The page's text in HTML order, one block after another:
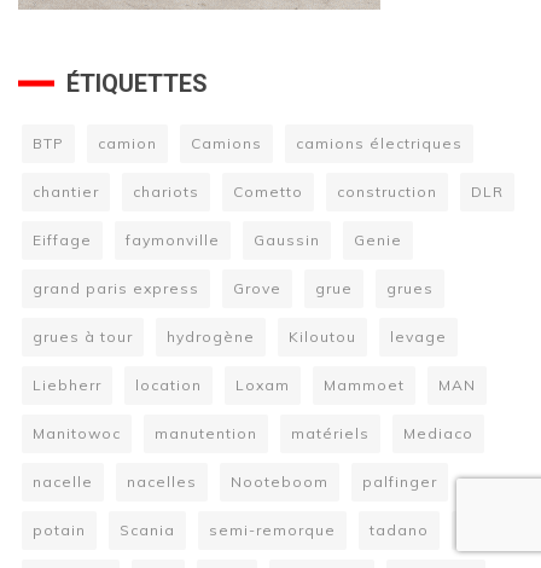
ÉTIQUETTES
BTP camion Camions camions électriques
chantier chariots Cometto construction DLR
Eiffage faymonville Gaussin Genie
grand paris express Grove grue grues
grues à tour hydrogène Kiloutou levage
Liebherr location Loxam Mammoet MAN
Manitowoc manutention matériels Mediaco
nacelle nacelles Nooteboom palfinger
potain Scania semi-remorque tadano